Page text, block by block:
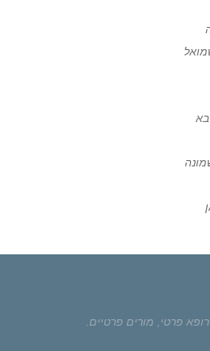
פרטי, מורים פרטיים.